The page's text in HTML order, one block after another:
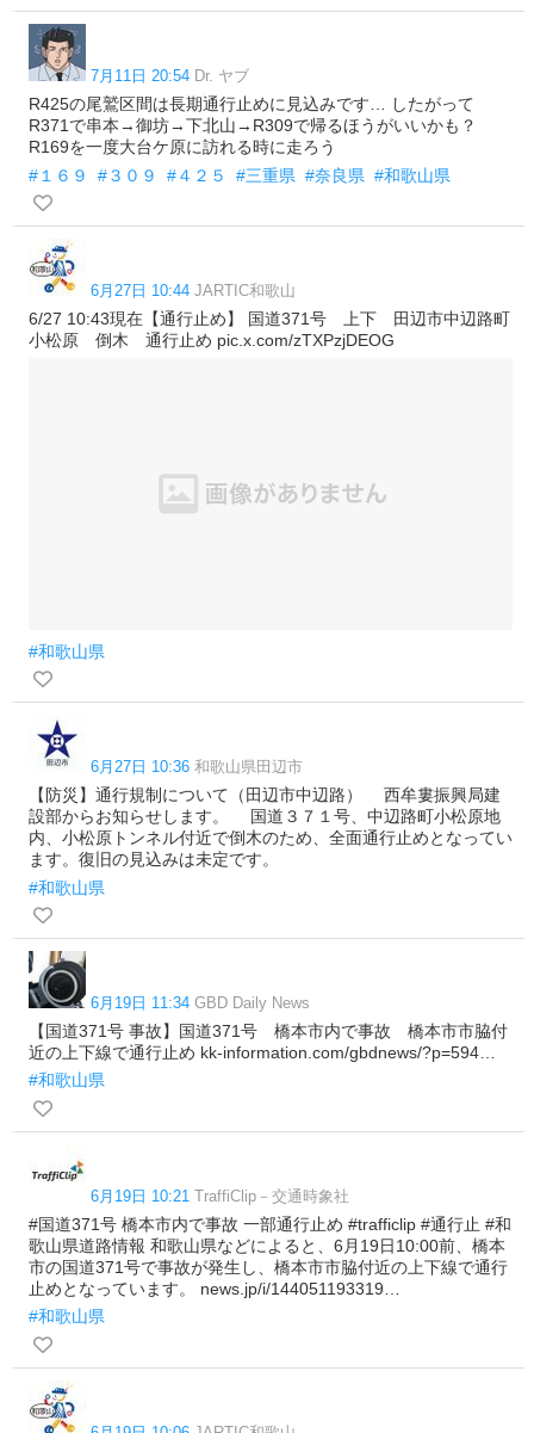
7月11日 20:54 Dr. ヤブ
R425の尾鷲区間は長期通行止めに見込みです… したがって
R371で串本→御坊→下北山→R309で帰るほうがいいかも？
R169を一度大台ケ原に訪れる時に走ろう
#１６９
#３０９ #４２５ #三重県 #奈良県 #和歌山県
6月27日 10:44 JARTIC和歌山
6/27 10:43現在【通行止め】 国道371号 上下 田辺市中辺路町
小松原 倒木 通行止め pic.x.com/zTXPzjDEOG
#和歌山県
6月27日 10:36 和歌山県田辺市
【防災】通行規制について（田辺市中辺路） 西牟婁振興局建
設部からお知らせします。 国道３７１号、中辺路町小松原地
内、小松原トンネル付近で倒木のため、全面通行止めとなってい
ます。復旧の見込みは未定です。
#和歌山県
6月19日 11:34 GBD Daily News
【国道371号 事故】国道371号 橋本市内で事故 橋本市市脇付
近の上下線で通行止め kk-information.com/gbdnews/?p=594…
#和歌山県
6月19日 10:21 TraffiClip－交通時象社
#国道371号 橋本市内で事故 一部通行止め #trafficlip #通行止 #和
歌山県道路情報 和歌山県などによると、6月19日10:00前、橋本
市の国道371号で事故が発生し、橋本市市脇付近の上下線で通行
止めとなっています。 news.jp/i/144051193319…
#和歌山県